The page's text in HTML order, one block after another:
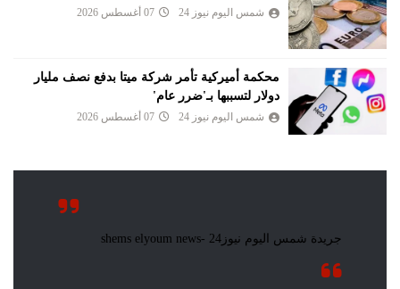
شمس اليوم نيوز 24 07 أغسطس 2026
محكمة أميركية تأمر شركة ميتا بدفع نصف مليار
دولار لتسببها بـ'ضرر عام'
شمس اليوم نيوز 24 07 أغسطس 2026